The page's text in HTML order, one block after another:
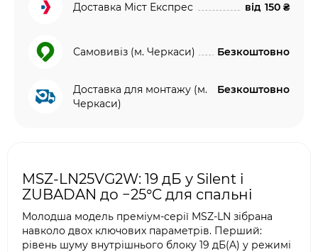
Доставка Міст Експрес від 150 ₴
Самовивіз (м. Черкаси) Безкоштовно
Доставка для монтажу (м.
Черкаси)
Безкоштовно
MSZ-LN25VG2W: 19 дБ у Silent і
ZUBADAN до −25°C для спальні
Молодша модель преміум-серії MSZ-LN зібрана
навколо двох ключових параметрів. Перший:
рівень шуму внутрішнього блоку 19 дБ(A) у режимі